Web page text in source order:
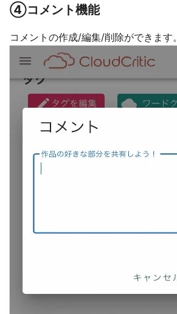
④コメント機能
コメントの作成/編集/削除ができます。